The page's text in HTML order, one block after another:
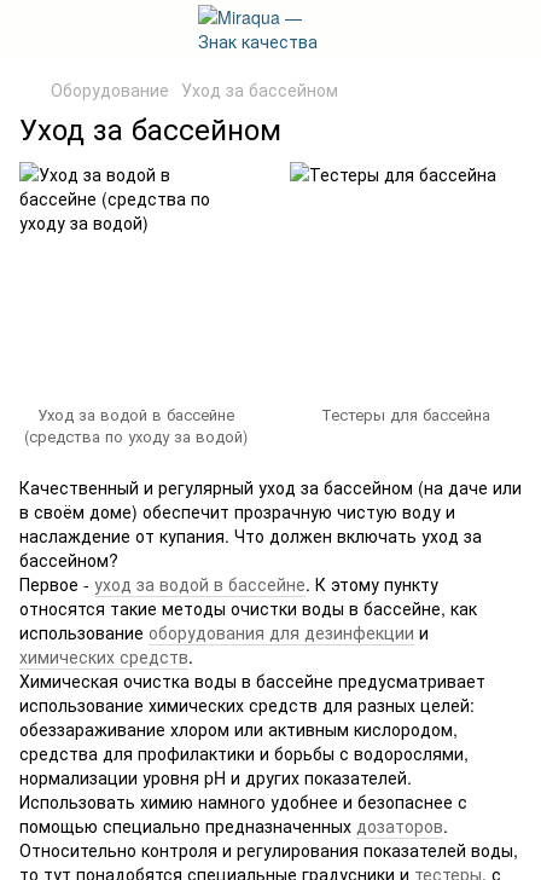
Оборудование Уход за бассейном
Уход за бассейном
Качественный и регулярный уход за бассейном (на даче или
в своём доме) обеспечит прозрачную чистую воду и
наслаждение от купания. Что должен включать уход за
бассейном?
Первое - уход за водой в бассейне. К этому пункту
относятся такие методы очистки воды в бассейне, как
использование оборудования для дезинфекции и
химических средств.
Химическая очистка воды в бассейне предусматривает
использование химических средств для разных целей:
обеззараживание хлором или активным кислородом,
средства для профилактики и борьбы с водорослями,
нормализации уровня pH и других показателей.
Использовать химию намного удобнее и безопаснее с
помощью специально предназначенных дозаторов.
Относительно контроля и регулирования показателей воды,
то тут понадобятся специальные градусники и тестеры, с
Уход за водой в бассейне
(средства по уходу за водой)
Тестеры для бассейна